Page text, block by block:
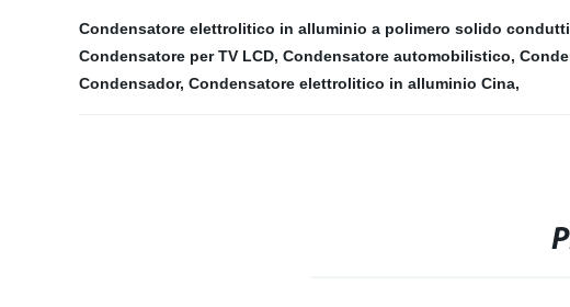
Condensatore elettrolitico in alluminio a polimero solido
Condensatore per TV LCD, Condensatore automobilistico,
Condensador, Condensatore elettrolitico in alluminio Cina,